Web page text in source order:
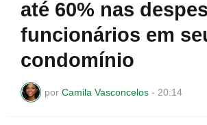
até 60% nas
funcionários em
condomínio
por Camila Vasconcelos - 20:14